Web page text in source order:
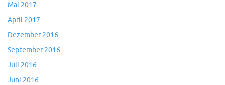
Mai 2017
April 2017
Dezember 2016
September 2016
Juli 2016
Juni 2016